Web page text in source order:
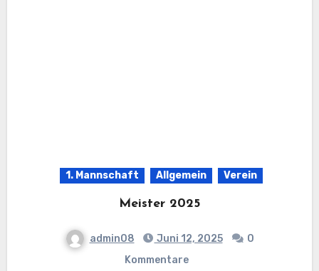
1. Mannschaft Allgemein Verein
Meister 2025
admin08 Juni 12, 2025
0
Kommentare